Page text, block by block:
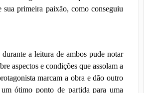
sua primeira paixão, como conseguiu
a leitura de ambos pude notar
aspectos e condições que assolam a
marcam a obra e dão outro
ótimo ponto de partida para uma